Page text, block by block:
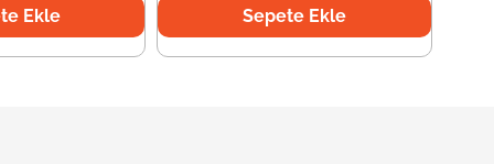
Ekle Sepete Ekle